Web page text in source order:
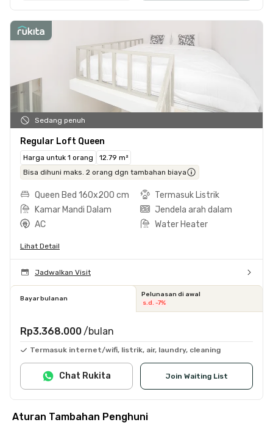
Sedang penuh
Regular Loft Queen
Harga untuk 1 orang
12.79 m²
Bisa dihuni maks. 2 orang dgn tambahan biaya
Queen Bed 160x200 cm
Termasuk Listrik
Kamar Mandi Dalam
Jendela arah dalam
AC
Water Heater
Lihat Detail
Jadwalkan Visit
Bayar bulanan
Pelunasan di awal
s.d. -7%
Rp3.368.000 /bulan
Termasuk internet/wifi, listrik, air, laundry, cleaning
Join Waiting List
Chat Rukita
Aturan Tambahan Penghuni